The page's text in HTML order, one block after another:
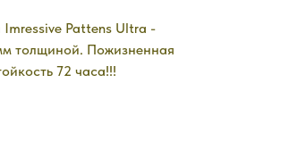
Imressive Pattens Ultra -
толщиной. Пожизненная
72 часа!!!